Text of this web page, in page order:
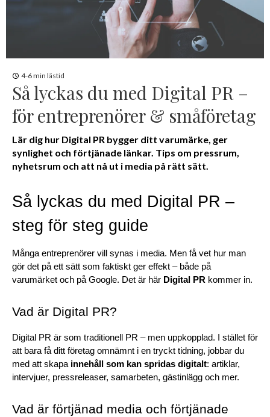
4-6 min lästid
Så lyckas du med Digital PR –
för entreprenörer & småföretag
Lär dig hur Digital PR bygger ditt varumärke, ger
synlighet och förtjänade länkar. Tips om pressrum,
nyhetsrum och att nå ut i media på rätt sätt.
Så lyckas du med Digital PR –
steg för steg guide
Många entreprenörer vill synas i media. Men få vet hur man
gör det på ett sätt som faktiskt ger effekt – både på
varumärket och på Google. Det är här Digital PR kommer in.
Vad är Digital PR?
Digital PR är som traditionell PR – men uppkopplad. I stället för
att bara få ditt företag omnämnt i en tryckt tidning, jobbar du
med att skapa innehåll som kan spridas digitalt: artiklar,
intervjuer, pressreleaser, samarbeten, gästinlägg och mer.
Vad är förtjänad media och förtjänade